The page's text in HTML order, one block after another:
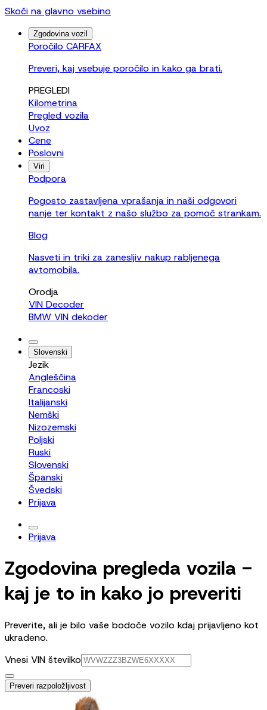
Skoči na glavno vsebino
Zgodovina vozil
Poročilo CARFAX
Preveri, kaj vsebuje poročilo in kako ga brati.
PREGLEDI
Kilometrina
Pregled vozila
Uvoz
Cene
Poslovni
Viri
Podpora
Pogosto zastavljena vprašanja in naši odgovori
nanje ter kontakt z našo službo za pomoč strankam.
Blog
Nasveti in triki za zanesljiv nakup rabljenega
avtomobila.
Orodja
VIN Decoder
BMW VIN dekoder
Slovenski
Jezik
Angleščina
Francoski
Italijanski
Nemški
Nizozemski
Poljski
Ruski
Slovenski
Španski
Švedski
Prijava
Prijava
Zgodovina pregleda vozila -
kaj je to in kako jo preveriti
Preverite, ali je bilo vaše bodoče vozilo kdaj prijavljeno kot
ukradeno.
Vnesi VIN številko
Preveri razpoložljivost